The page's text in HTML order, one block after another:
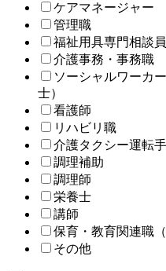
ケアマネージャー
管理職
福祉用具専門相談員
介護事務・事務職
ソーシャルワーカ
士）
看護師
リハビリ職
介護タクシー運転
調理補助
調理師
栄養士
講師
保育・教育関連職
その他